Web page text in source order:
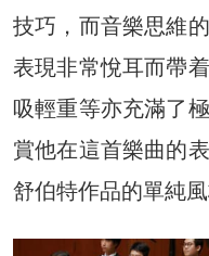
技巧，而音樂思維
表現非常悅耳而帶
吸輕重等亦充滿了
賞他在這首樂曲的
舒伯特作品的單純風